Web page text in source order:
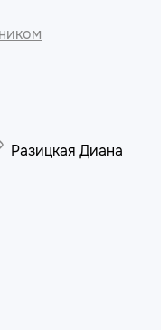
Разицкая Диана